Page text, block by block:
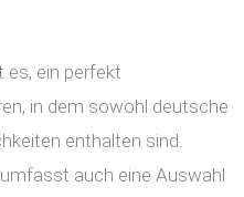
es, ein perfekt
in dem sowohl deutsche
enthalten sind.
auch eine Auswahl